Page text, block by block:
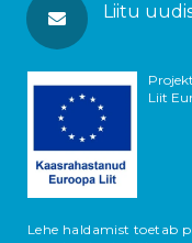
Liitu
Liit
Lehe haldamist toetab